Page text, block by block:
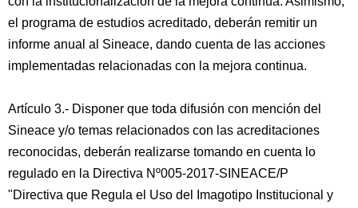
el programa de estudios acreditado, deberán remitir un
informe anual al Sineace, dando cuenta de las acciones
implementadas relacionadas con la mejora continua.
Artículo 3.- Disponer que toda difusión con mención del
Sineace y/o temas relacionados con las acreditaciones
reconocidas, deberán realizarse tomando en cuenta lo
regulado en la Directiva Nº005-2017-SINEACE/P
"Directiva que Regula el Uso del Imagotipo Institucional y